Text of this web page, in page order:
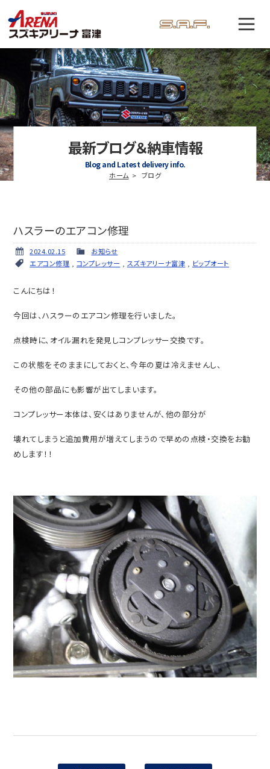
最新ブログ＆納車情報
Blog and Latest delivery info.
ホーム ブログ
ハスラーのエアコン修理
2024.02.15
お知らせ
エアコン修理
コンプレッサー スズキアリーナ富津 ビップオート
こんにちは！
今回は、ハスラーのエアコン修理を行いました。
点検時に、オイル漏れを発見しコンプレッサー交換です。
この状態をそのままにしておくと、今年の夏は冷えませんし、
その他の部品にも影響が出てしまいます。
コンプレッサー本体は、安くはありませんが、他の部分が
壊れてしまうと追加費用が増えてしまうので早めの点検・交換をお勧
めします！！